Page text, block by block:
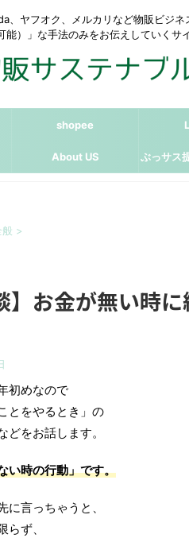
、ヤフオク、メルカリなど物販ビジネ
能）」な手法のみをお伝えしていくサ
shopee
About US ぶっサス
>
】お金が無い時
初めなので
とをやるとき」の
どをお話します。
い時の行動」です。
に言っちゃうと、
らず、